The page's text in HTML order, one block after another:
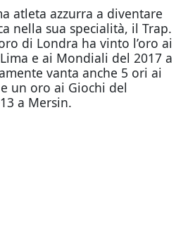
atleta azzurra a diventare
nella sua specialità, il Trap.
di Londra ha vinto l’oro ai
e ai Mondiali del 2017 a
vanta anche 5 ori ai
un oro ai Giochi del
a Mersin.